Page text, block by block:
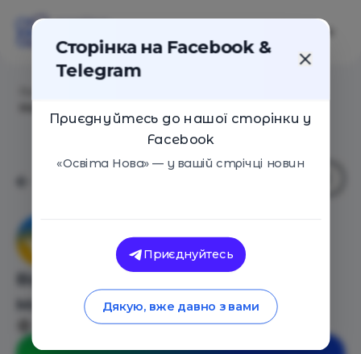
Академія SendPulse
Відеокурс від SendPulse “Email
Маркетинг”
04 Травня 2026 4286
Сторінка на Facebook &
Telegram
Приєднуйтесь до нашої сторінки у
Facebook
«Освіта Нова» — у вашій стрічці новин
Приєднуйтесь
Дякую, вже давно з вами